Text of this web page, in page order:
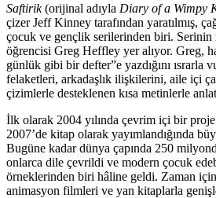
Saftirik(orijinal adıyla Diary of a Wimpy
çizer Jeff Kinney tarafından yaratılmış,
çocuk ve gençlik serilerinden biri. Serinin
öğrencisi Greg Heffley yer alıyor. Greg,
günlük gibi bir defter”e yazdığını ısrarla
felaketleri, arkadaşlık ilişkilerini, aile içi
çizimlerle desteklenen kısa metinlerle
İlk olarak 2004 yılında çevrim içi bir
2007’de kitap olarak yayımlandığında
Bugüne kadar dünya çapında 250
onlarca dile çevrildi ve modern çocuk
örneklerinden biri hâline geldi. Zaman
animasyon filmleri ve yan kitaplarla